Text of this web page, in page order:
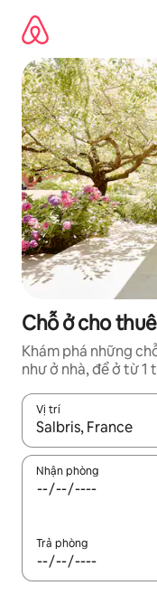
dung
Chỗ ở cho
Khám phá những
như ở nhà, để ở từ 1
Vị trí
Khi có kết quả, hãy
Nhận phòng
Trả phòng